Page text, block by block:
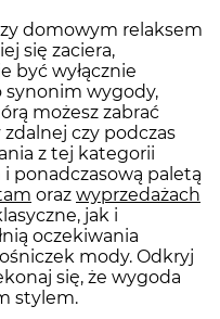
domowym relaksem
się zaciera,
być wyłącznie
synonim wygody,
możesz zabrać
zdalnej czy podczas
z tej kategorii
ponadczasową paletą
oraz wyprzedażach
jak i
oczekiwania
mody. Odkryj
się, że wygoda
stylem.